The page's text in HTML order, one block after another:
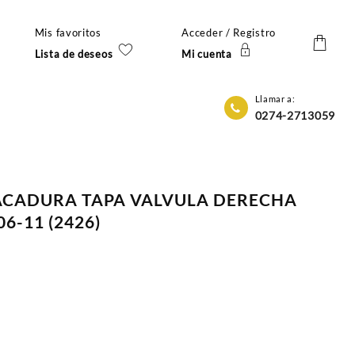
Mis favoritos
Lista de deseos
Acceder / Registro
Mi cuenta
Llamar a:
0274-2713059
TAPA VALVULA DERECHA
11 (2426)